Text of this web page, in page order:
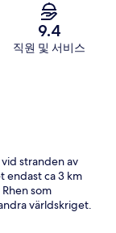
9.4
직원 및 서비스
stranden av
endast ca 3 km
som
världskriget.